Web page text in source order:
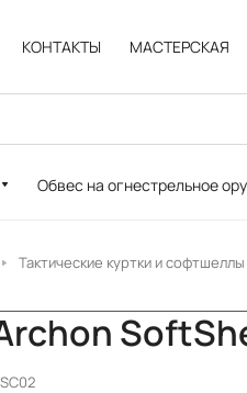
КОНТАКТЫ МАСТЕРСКАЯ
Обвес на огнестрельное
Тактические куртки и софтшеллы